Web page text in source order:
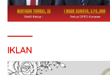
IKLAN